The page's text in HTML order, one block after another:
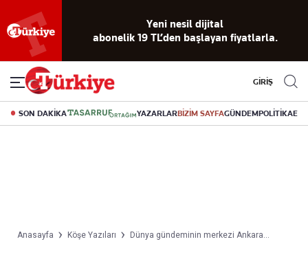
Yeni nesil dijital
abonelik 19 TL’den başlayan fiyatlarla.
GİRİŞ
SON DAKİKA YAZARLARBİZİM SAYFAGÜNDEMPOLİTİKA
Anasayfa Köşe Yazıları Dünya gündeminin merkezi Ankara…